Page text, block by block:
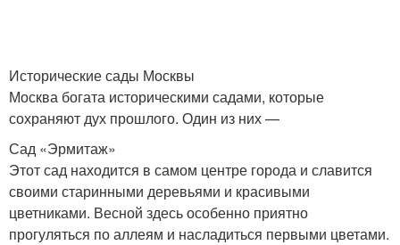
Исторические сады Москвы
Москва богата историческими садами, которые
сохраняют дух прошлого. Один из них —
Сад «Эрмитаж»
Этот сад находится в самом центре города и славится
своими старинными деревьями и красивыми
цветниками. Весной здесь особенно приятно
прогуляться по аллеям и насладиться первыми цветами.